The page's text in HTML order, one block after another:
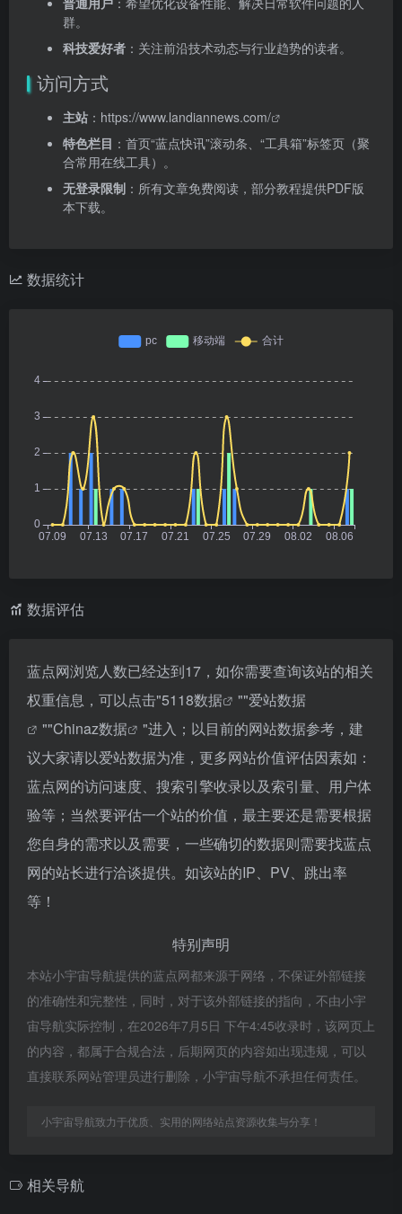
群。
科技爱好者 ：关注前沿技术动态与行业趋势的读者。
访问方式
主站 ： https://www.landiannews.com/
特色栏目 ：首页“蓝点快讯”滚动条、“工具箱”标签页（聚
合常用在线工具）。
无登录限制 ：所有文章免费阅读，部分教程提供PDF版
本下载。
数据统计
数据评估
蓝点网浏览人数已经达到17，如你需要查询该站的相关
权重信息，可以点击"5118数据 ""爱站数据
""Chinaz数据
"进入；以目前的网站数据参考，建
议大家请以爱站数据为准，更多网站价值评估因素如：
蓝点网的访问速度、搜索引擎收录以及索引量、用户体
验等；当然要评估一个站的价值，最主要还是需要根据
您自身的需求以及需要，一些确切的数据则需要找蓝点
网的站长进行洽谈提供。如该站的IP、PV、跳出率
等！
特别声明
本站小宇宙导航提供的蓝点网都来源于网络，不保证外部链接
的准确性和完整性，同时，对于该外部链接的指向，不由小宇
宙导航实际控制，在2026年7月5日 下午4:45收录时，该网页上
的内容，都属于合规合法，后期网页的内容如出现违规，可以
直接联系网站管理员进行删除，小宇宙导航不承担任何责任。
小宇宙导航致力于优质、实用的网络站点资源收集与分享！
相关导航